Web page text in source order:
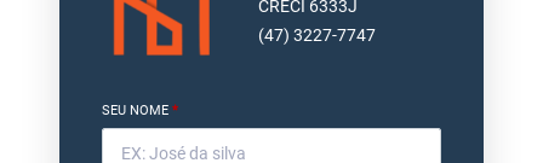
CRECI 6333J
(47) 3227-7747
SEU NOME *